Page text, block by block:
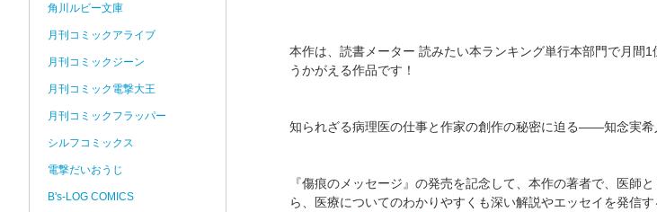
本作は、読書メーター 読みたい本ランキング単行本部門で月
うかがえる作品です！
知られざる病理医の仕事と作家の創作の秘密に迫る――知念実
『傷痕のメッセージ』の発売を記念して、本作の著者で、医師
ら、医療についてのわかりやすくも深い解説やエッセイを発信
角川ルビー文庫
月刊コミックアライブ
月刊コミックジーン
月刊コミック電撃大王
月刊コミックフラッパー
シルフコミックス
電撃だいおうじ
B's-LOG COMICS